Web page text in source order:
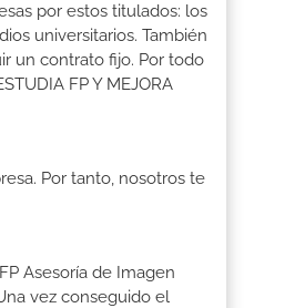
por estos titulados: los
universitarios. También
un contrato fijo. Por todo
FP Y MEJORA
Por tanto, nosotros te
Asesoría de Imagen
vez conseguido el